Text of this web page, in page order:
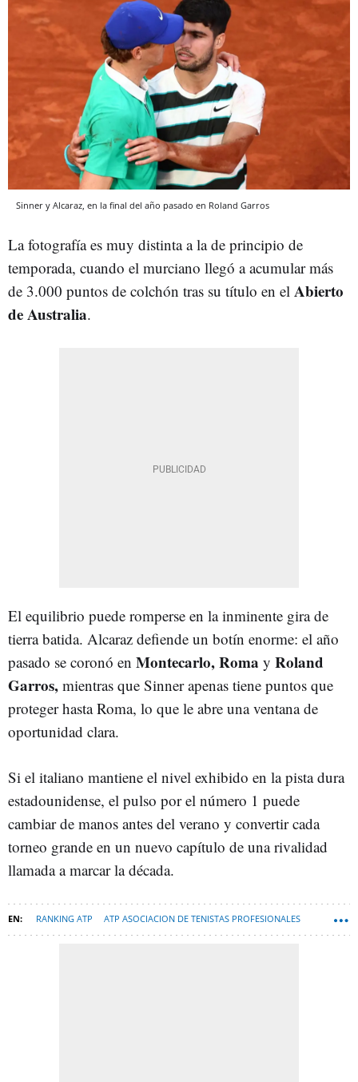
Sinner y Alcaraz, en la final del año pasado en Roland Garros
La fotografía es muy distinta a la de principio de
temporada, cuando el murciano llegó a acumular más
de 3.000 puntos de colchón tras su título en el Abierto
de Australia.
El equilibrio puede romperse en la inminente gira de
tierra batida. Alcaraz defiende un botín enorme: el año
pasado se coronó en Montecarlo, Roma y Roland
Garros, mientras que Sinner apenas tiene puntos que
proteger hasta Roma, lo que le abre una ventana de
oportunidad clara.
Si el italiano mantiene el nivel exhibido en la pista dura
estadounidense, el pulso por el número 1 puede
cambiar de manos antes del verano y convertir cada
torneo grande en un nuevo capítulo de una rivalidad
llamada a marcar la década.
RANKING ATP ATP ASOCIACION DE TENISTAS PROFESIONALES